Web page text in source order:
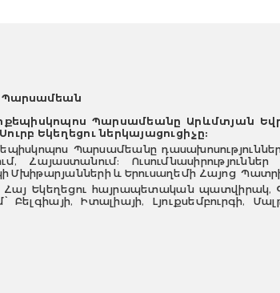
Պարսամեան
Պարսամեանը Արևմտյան
Եկեղեցու ներկայացուցիչը:
Պարսամեանը
Հայաստանում:
և Երուսաղեմի Հայոց
Հայ Եկեղեցու հայրապետական
Բելգիայի, Իտալիայի, Լյուքսեմբուրգի,